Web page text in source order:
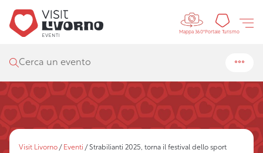
Controls
Mappa 360°Portale Turismo
Cerca un evento
Visit Livorno / Eventi / Strabilianti 2025, torna il festival dello sport